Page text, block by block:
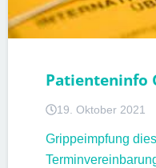
Patienteninfo
19. Oktober 2021
Grippeimpfung